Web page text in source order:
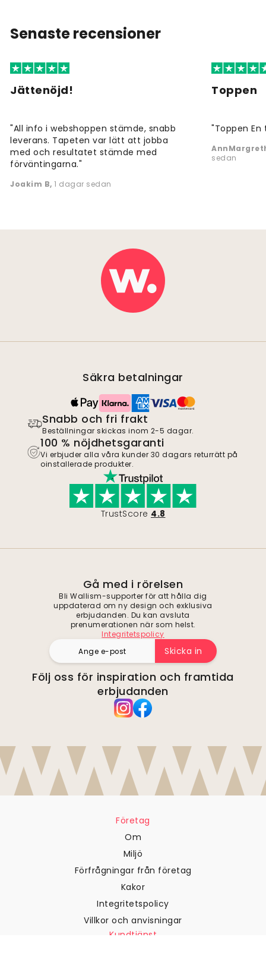
Senaste recensioner
Jättenöjd!
"All info i webshoppen stämde, snabb
leverans. Tapeten var lätt att jobba
med och resultatet stämde med
förväntingarna."
Joakim B, 1 dagar sedan
Toppen
"Toppen
sedan
Säkra betalningar
Snabb och fri frakt
Beställningar skickas inom 2-5 dagar.
100 % nöjdhetsgaranti
Vi erbjuder alla våra kunder 30 dagars returrätt på
oinstallerade produkter.
TrustScore 4.8
Gå med i rörelsen
Bli Wallism-supporter för att hålla dig
uppdaterad om ny design och exklusiva
erbjudanden. Du kan avsluta
prenumerationen när som helst.
Integritetspolicy
Skicka in
Följ oss för inspiration och framtida
erbjudanden
Företag
Om
Miljö
Förfrågningar från företag
Kakor
Integritetspolicy
Villkor och anvisningar
Kundtjänst